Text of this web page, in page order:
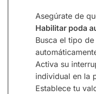
Asegúrate de
Habilitar poda
Busca el tipo
Activa su
individual en la
Establece tu